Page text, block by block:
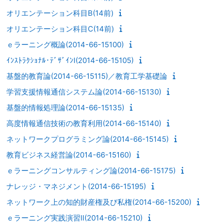
オリエンテーション科目B(14前)
オリエンテーション科目C(14前)
ｅラーニング概論(2014-66-15100)
ｲﾝｽﾄﾗｸｼｮﾅﾙ･ﾃﾞｻﾞｲﾝI(2014-66-15105)
基盤的教育論(2014-66-15115)／教育工学基礎論
学習支援情報通信システム論(2014-66-15130)
基盤的情報処理論(2014-66-15135)
高度情報通信技術の教育利用(2014-66-15140)
ネットワークプログラミング論(2014-66-15145)
教育ビジネス経営論(2014-66-15160)
ｅラーニングコンサルティング論(2014-66-15175)
ナレッジ・マネジメント(2014-66-15195)
ネットワーク上の知的財産権及び私権(2014-66-15200)
ｅラーニング実践演習II(2014-66-15210)